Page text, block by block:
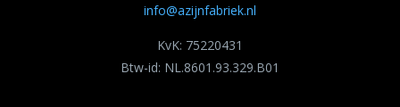
info@azijnfabriek.nl
KvK: 75220431
Btw-id: NL.8601.93.329.B01